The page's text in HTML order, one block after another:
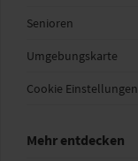
Senioren
Umgebungskarte
Cookie Einstellungen
Mehr entdecken